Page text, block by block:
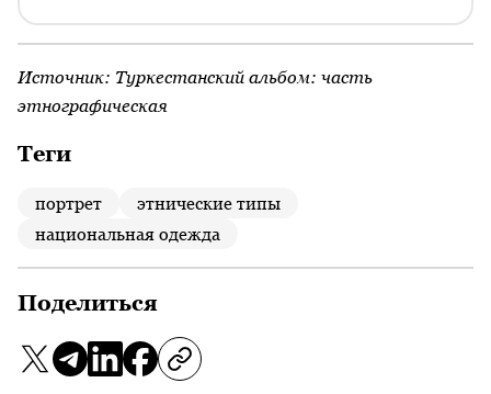
Источник: Туркестанский альбом: часть
этнографическая
Теги
портрет
этнические типы
национальная одежда
Поделиться